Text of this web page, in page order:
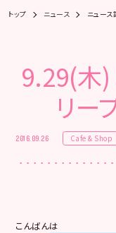
トップ ニュース ニュース
9.29(木
リー
2016.09.26 Cafe & Shop
こんばんは